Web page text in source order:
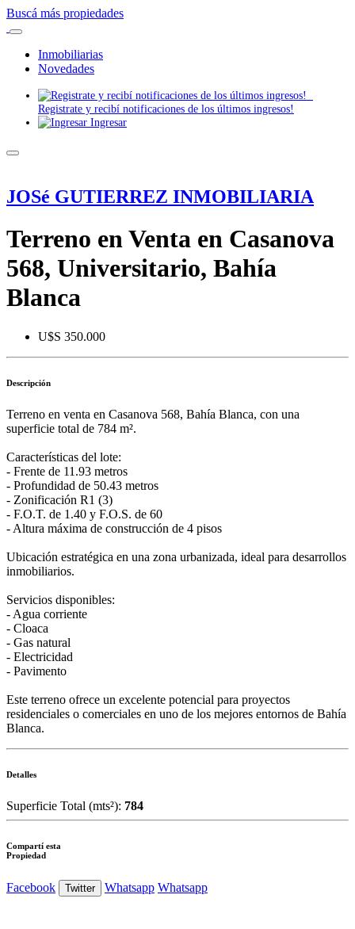
Buscá más propiedades
Inmobiliarias
Novedades
Registrate y recibí notificaciones de los últimos ingresos!
Ingresar
JOSé GUTIERREZ INMOBILIARIA
Terreno en Venta en Casanova
568, Universitario, Bahía
Blanca
U$S 350.000
Descripción
Terreno en venta en Casanova 568, Bahía Blanca, con una
superficie total de 784 m².
Características del lote:
- Frente de 11.93 metros
- Profundidad de 50.43 metros
- Zonificación R1 (3)
- F.O.T. de 1.40 y F.O.S. de 60
- Altura máxima de construcción de 4 pisos
Ubicación estratégica en una zona urbanizada, ideal para desarrollos
inmobiliarios.
Servicios disponibles:
- Agua corriente
- Cloaca
- Gas natural
- Electricidad
- Pavimento
Este terreno ofrece un excelente potencial para proyectos
residenciales o comerciales en uno de los mejores entornos de Bahía
Blanca.
Detalles
Superficie Total (mts²): 784
Compartí esta
Propiedad
Facebook Twitter Whatsapp Whatsapp